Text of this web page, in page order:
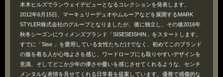
本木ヒルズでランウェイデビューとなるコレクションを発表します。
2012年6月15日、マーキュリーデュオやムルーアなどを展開するMARK
STYLER株式会社のグループとなりましたが、後に独立し、その後2016年
秋冬シーズンにウィメンズブランド「SISESEISHIN」をスタートします。
すでに「Sise 」を愛用している女性たちだけでなく、初めてこのブランド
の服を着る人が心地よさを感じ、ワードローブにも取りやすいデザインを
意識、そしてどこか少年の儚さや憂いを感じさせてくれるような、センチ
メンタルな表情を見せてくれる日常着を提案しています。優雅で感傷的な